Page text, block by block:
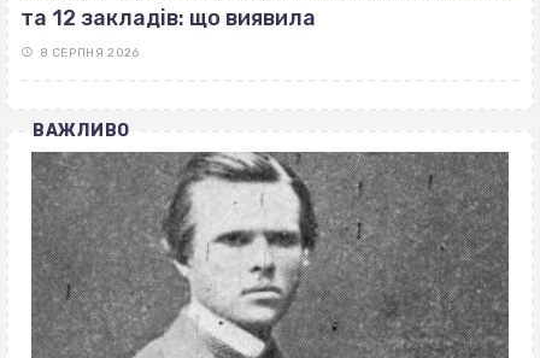
та 12 закладів: що виявила
8 СЕРПНЯ 2026
ВАЖЛИВО